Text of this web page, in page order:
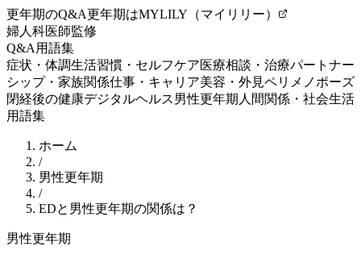
更年期のQ&A更年期はMYLILY（マイリリー）
婦人科医師監修
Q&A 用語集
症状・体調生活習慣・セルフケア医療相談・治療パートナー
シップ・家族関係仕事・キャリア美容・外見ペリメノポーズ
閉経後の健康デジタルヘルス男性更年期 人間関係・社会生活
用語集
ホーム
/
男性更年期
/
EDと男性更年期の関係は？
男性更年期